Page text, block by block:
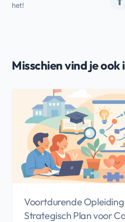
het!
Misschien vind je
Voortdurende
Strategisch Plan voor